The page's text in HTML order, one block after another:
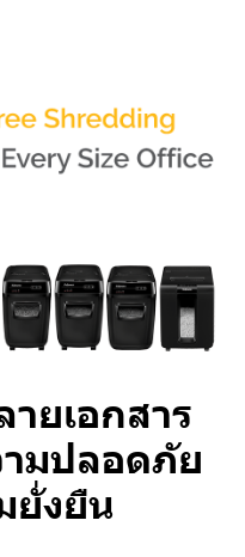
ายเอกสาร
ามปลอดภัย
ยั่งยืน